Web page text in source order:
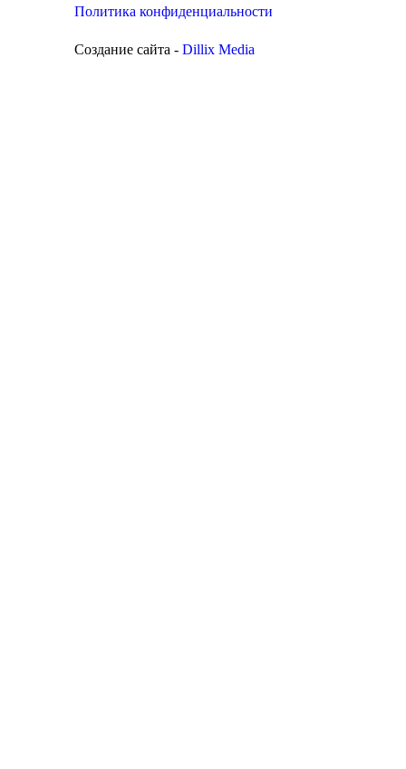
Политика конфиденциальности
Создание сайта - Dillix Media